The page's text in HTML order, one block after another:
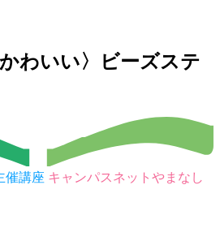
わいい〉ビーズステ
催講座 キャンパスネットやまなし